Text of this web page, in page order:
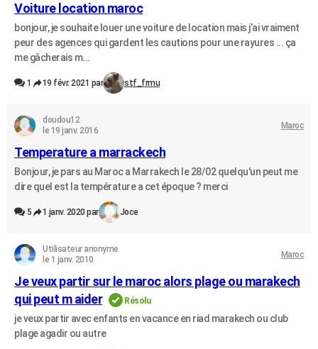
Voiture location maroc
bonjour, je souhaite louer une voiture de location mais j’ai vraiment
peur des agences qui gardent les cautions pour une rayures ... ça
me gâcherais m...
1 19 févr. 2021 par stf_frmu
doudou12
le 19 janv. 2016
Maroc
Temperature a marrackech
Bonjour, je pars au Maroc a Marrakech le 28/02 quelqu'un peut me
dire quel est la température a cet époque ? merci
5 1 janv. 2020 par Joce
Utilisateur anonyme
le 1 janv. 2010
Maroc
Je veux partir sur le maroc alors plage ou marakech
qui peut m aider
Résolu
je veux partir avec enfants en vacance en riad marakech ou club
plage agadir ou autre